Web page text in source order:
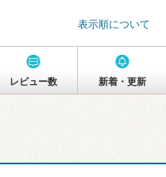
表示順について
レビュー数 新着・更新